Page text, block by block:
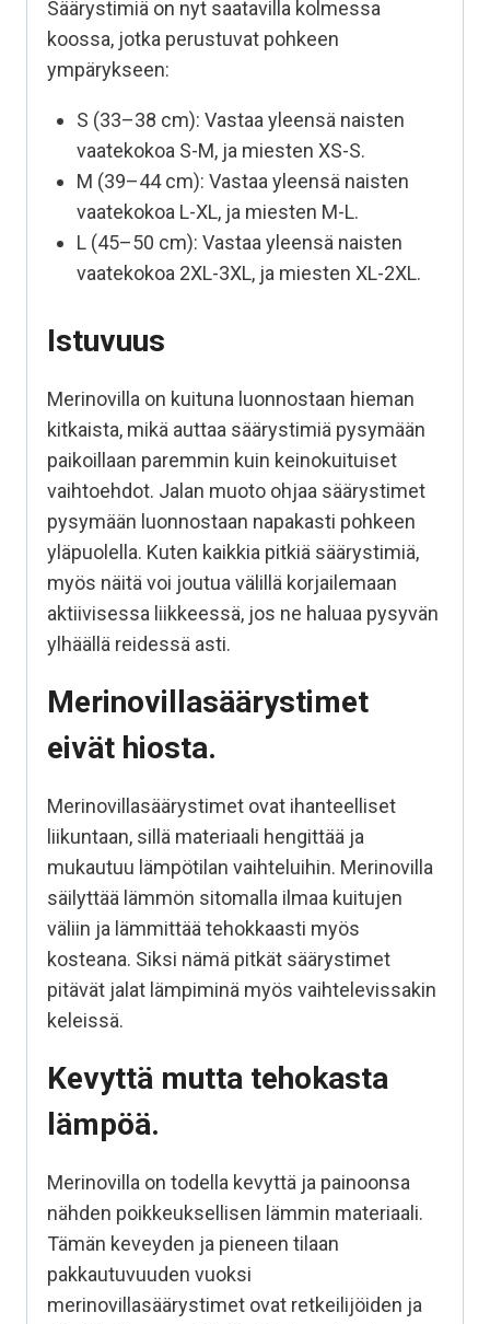
Säärystimiä on nyt saatavilla kolmessa
koossa, jotka perustuvat pohkeen
ympärykseen:
S (33–38 cm): Vastaa yleensä naisten
vaatekokoa S-M, ja miesten XS-S.
M (39–44 cm): Vastaa yleensä naisten
vaatekokoa L-XL, ja miesten M-L.
L (45–50 cm): Vastaa yleensä naisten
vaatekokoa 2XL-3XL, ja miesten XL-2XL.
Istuvuus
Merinovilla on kuituna luonnostaan hieman
kitkaista, mikä auttaa säärystimiä pysymään
paikoillaan paremmin kuin keinokuituiset
vaihtoehdot. Jalan muoto ohjaa säärystimet
pysymään luonnostaan napakasti pohkeen
yläpuolella. Kuten kaikkia pitkiä säärystimiä,
myös näitä voi joutua välillä korjailemaan
aktiivisessa liikkeessä, jos ne haluaa pysyvän
ylhäällä reidessä asti.
Merinovillasäärystimet
eivät hiosta.
Merinovillasäärystimet ovat ihanteelliset
liikuntaan, sillä materiaali hengittää ja
mukautuu lämpötilan vaihteluihin. Merinovilla
säilyttää lämmön sitomalla ilmaa kuitujen
väliin ja lämmittää tehokkaasti myös
kosteana. Siksi nämä pitkät säärystimet
pitävät jalat lämpiminä myös vaihtelevissakin
keleissä.
Kevyttä mutta tehokasta
lämpöä.
Merinovilla on todella kevyttä ja painoonsa
nähden poikkeuksellisen lämmin materiaali.
Tämän keveyden ja pieneen tilaan
pakkautuvuuden vuoksi
merinovillasäärystimet ovat retkeilijöiden ja